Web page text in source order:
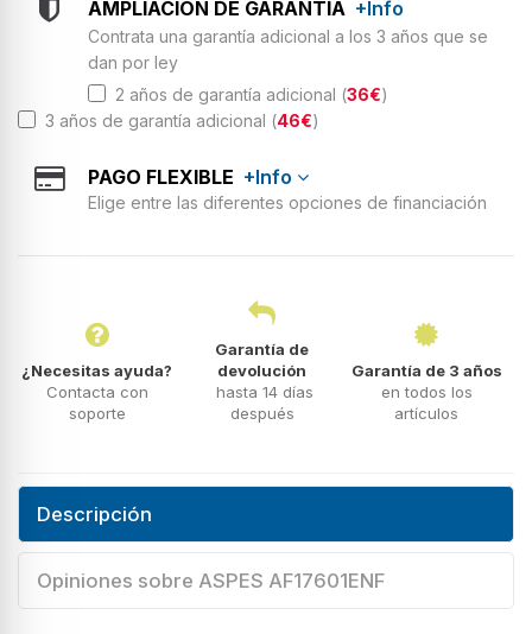
AMPLIACIÓN DE GARANTÍA +Info
Contrata una garantía adicional a los 3 años que se
dan por ley
2 años de garantía adicional (36€)
3 años de garantía adicional (46€)
PAGO FLEXIBLE +Info
Elige entre las diferentes opciones de financiación
¿Necesitas ayuda?
Contacta con
soporte
Garantía de
devolución
hasta 14 días
después
Garantía de 3 años
en todos los
artículos
Descripción
Opiniones sobre ASPES AF17601ENF